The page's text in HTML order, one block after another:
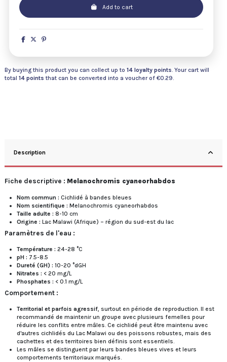
Add to cart
By buying this product you can collect up to 14 loyalty points. Your cart will
total 14 points that can be converted into a voucher of €0.29.
Description
Fiche descriptive : Melanochromis cyaneorhabdos
Nom commun : Cichlidé à bandes bleues
Nom scientifique : Melanochromis cyaneorhabdos
Taille adulte : 8-10 cm
Origine : Lac Malawi (Afrique) – région du sud-est du lac
Paramètres de l'eau :
Température : 24-28 °C
pH : 7.5-8.5
Dureté (GH) : 10-20 °dGH
Nitrates : < 20 mg/L
Phosphates : < 0.1 mg/L
Comportement :
Territorial et parfois agressif, surtout en période de reproduction. Il est
recommandé de maintenir un groupe avec plusieurs femelles pour
réduire les conflits entre mâles. Ce cichlidé peut être maintenu avec
d'autres cichlidés du Lac Malawi ou des poissons robustes, mais des
cachettes et des territoires bien définis sont essentiels.
Les mâles se distinguent par leurs bandes bleues vives et leurs
comportements territoriaux marqués.